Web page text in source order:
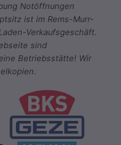
Notöffnungen
ist im Rems-Murr-
Verkaufsgeschäft.
sind
Betriebsstätte! Wir